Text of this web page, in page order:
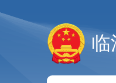
临